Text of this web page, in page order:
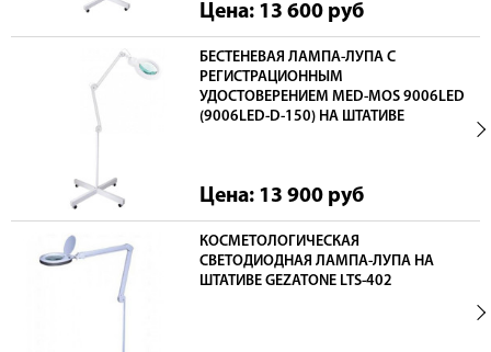
Цена: 13 600 руб
БЕСТЕНЕВАЯ ЛАМПА-ЛУПА С
РЕГИСТРАЦИОННЫМ
УДОСТОВЕРЕНИЕМ MED-MOS 9006LED
(9006LED-D-150) НА ШТАТИВЕ
Цена: 13 900 руб
КОСМЕТОЛОГИЧЕСКАЯ
СВЕТОДИОДНАЯ ЛАМПА-ЛУПА НА
ШТАТИВЕ GEZATONE LTS-402